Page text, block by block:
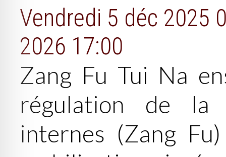
Vendredi 5 déc 2025
2026 17:00
Zang Fu Tui Na
régulation de la
internes (Zang